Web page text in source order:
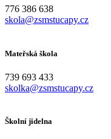
776 386 638
skola@zsmstucapy.cz
Mateřská škola
739 693 433
skolka@zsmstucapy.cz
Školní jidelna